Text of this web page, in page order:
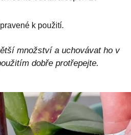
k použití.
množství a uchovávat ho v
dobře protřepejte.